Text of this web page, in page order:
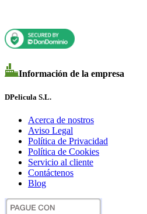
Información de la empresa
DPelicula S.L.
Acerca de nostros
Aviso Legal
Política de Privacidad
Política de Cookies
Servicio al cliente
Contáctenos
Blog